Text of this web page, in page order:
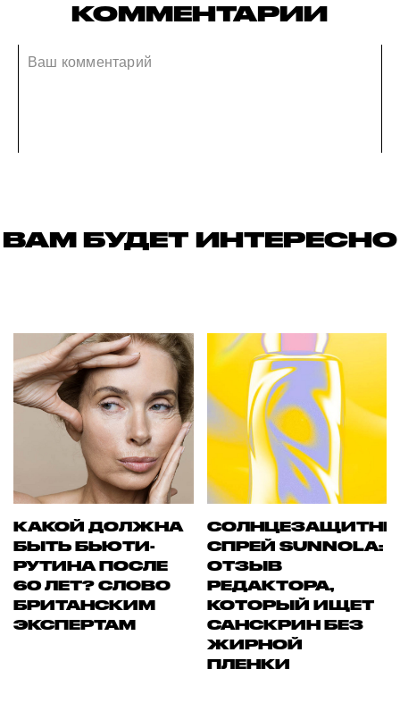
КОММЕНТАРИИ
ВАМ БУДЕТ ИНТЕРЕСНО
КАКОЙ ДОЛЖНА
БЫТЬ БЬЮТИ-
РУТИНА ПОСЛЕ
60 ЛЕТ? СЛОВО
БРИТАНСКИМ
ЭКСПЕРТАМ
СПРЕЙ SUNNOLA:
ОТЗЫВ
РЕДАКТОРА,
КОТОРЫЙ ИЩЕТ
САНСКРИН БЕЗ
ЖИРНОЙ
ПЛЕНКИ